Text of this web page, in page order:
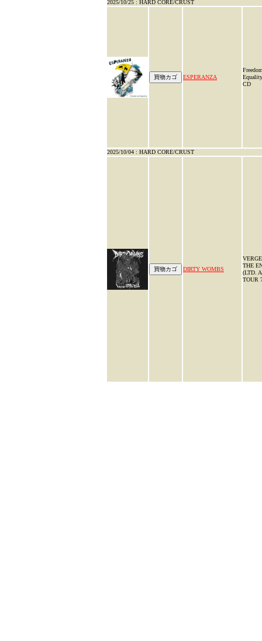
2025/10/25 : HARD CORE/CRUST
ESPERANZA
CD
2025/10/04 : HARD CORE/CRUST
DIRTY WOMBS
THE
(LTD.
TOUR